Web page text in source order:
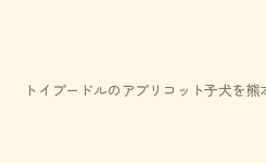
トイプードルのアプリコット子犬を